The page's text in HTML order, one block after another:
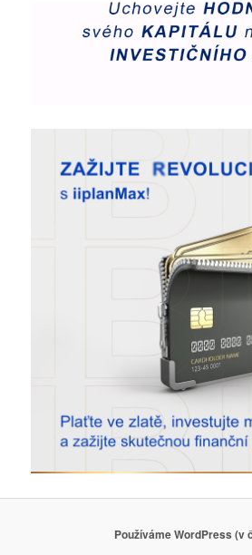
Používáme WordPress (v